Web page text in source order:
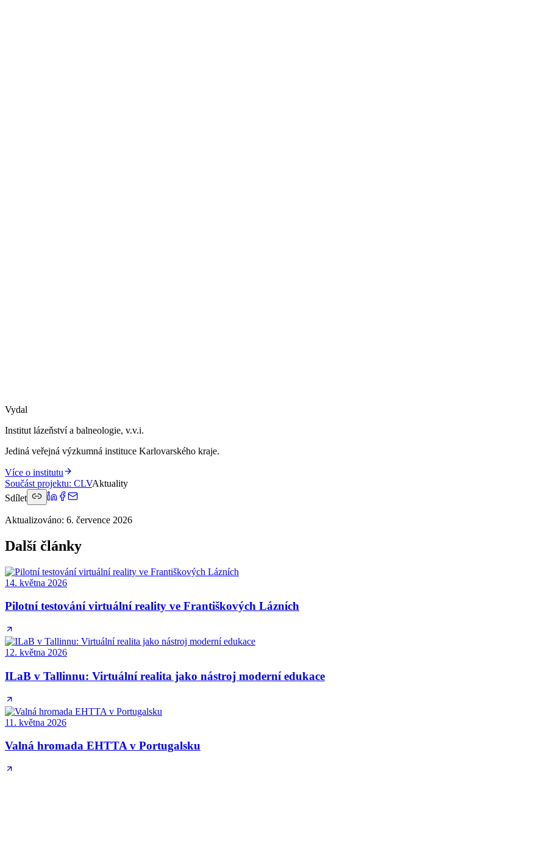
Vydal
Institut lázeňství a balneologie, v.v.i.
Jediná veřejná výzkumná instituce Karlovarského kraje.
Více o institutu
Součást projektu: CLVAktuality
Sdílet
Aktualizováno: 6. července 2026
Další články
14. května 2026
Pilotní testování virtuální reality ve Františkových Lázních
12. května 2026
ILaB v Tallinnu: Virtuální realita jako nástroj moderní edukace
11. května 2026
Valná hromada EHTTA v Portugalsku